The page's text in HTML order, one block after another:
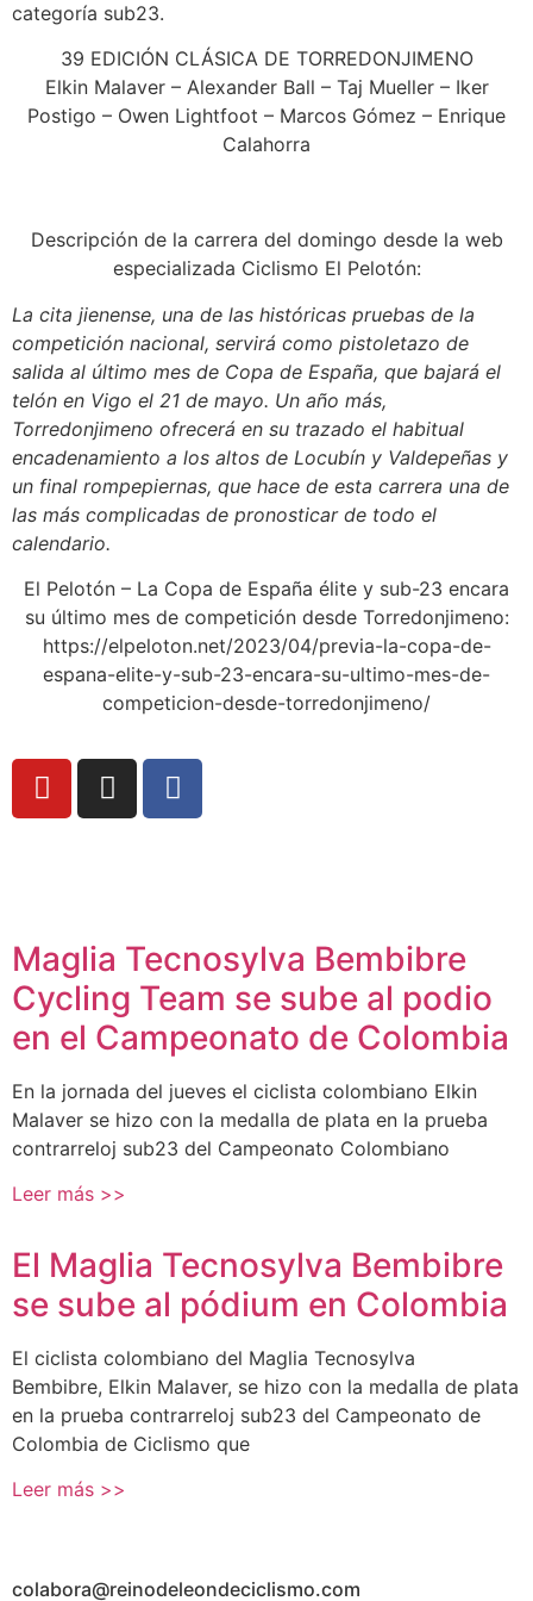
categoría sub23.
39 EDICIÓN CLÁSICA DE TORREDONJIMENO
Elkin Malaver – Alexander Ball – Taj Mueller – Iker
Postigo – Owen Lightfoot – Marcos Gómez – Enrique
Calahorra
Descripción de la carrera del domingo desde la web
especializada Ciclismo El Pelotón:
La cita jienense, una de las históricas pruebas de la
competición nacional, servirá como pistoletazo de
salida al último mes de Copa de España, que bajará el
telón en Vigo el 21 de mayo. Un año más,
Torredonjimeno ofrecerá en su trazado el habitual
encadenamiento a los altos de Locubín y Valdepeñas y
un final rompepiernas, que hace de esta carrera una de
las más complicadas de pronosticar de todo el
calendario.
El Pelotón – La Copa de España élite y sub-23 encara
su último mes de competición desde Torredonjimeno:
https://elpeloton.net/2023/04/previa-la-copa-de-
espana-elite-y-sub-23-encara-su-ultimo-mes-de-
competicion-desde-torredonjimeno/
Maglia Tecnosylva Bembibre
Cycling Team se sube al podio
en el Campeonato de Colombia
En la jornada del jueves el ciclista colombiano Elkin
Malaver se hizo con la medalla de plata en la prueba
contrarreloj sub23 del Campeonato Colombiano
Leer más >>
El Maglia Tecnosylva Bembibre
se sube al pódium en Colombia
El ciclista colombiano del Maglia Tecnosylva
Bembibre, Elkin Malaver, se hizo con la medalla de plata
en la prueba contrarreloj sub23 del Campeonato de
Colombia de Ciclismo que
Leer más >>
colabora@reinodeleondeciclismo.com